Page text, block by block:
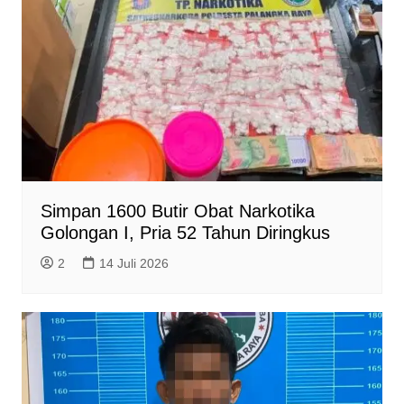
Simpan 1600 Butir Obat Narkotika
Golongan I, Pria 52 Tahun Diringkus
2 14 Juli 2026